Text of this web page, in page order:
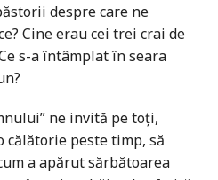
despre care ne
Cine erau cei trei crai de
s-a întâmplat în seara
ne invită pe toți,
peste timp, să
a apărut sărbătoarea